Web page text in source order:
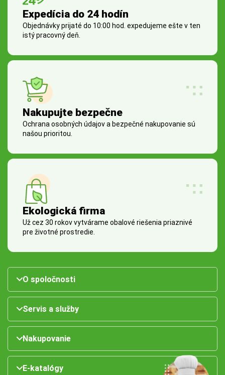
Expedícia do 24 hodín
Objednávky prijaté do 10:00 hod. expedujeme ešte v ten
istý pracovný deň.
Nakupujte bezpečne
Ochrana osobných údajov a bezpečné nakupovanie sú
našou prioritou.
Ekologická firma
Už cez 30 rokov vytvárame obalové riešenia priaznivé
pre životné prostredie.
O spoločnosti
Servis a služby
Nakupovanie
E-katalógy